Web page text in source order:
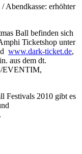
erhöhter
Ball befinden sich
Ticketshop unter
www.dark-ticket.de,
aus dem dt.
EVENTIM,
Festivals 2010 gibt es
.